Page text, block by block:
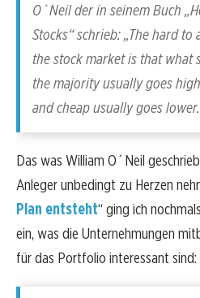
O´Neil der in seinem Buch
Stocks“ schrieb: „The hard
the stock market is that what
the majority usually goes
and cheap usually goes
Das was William O´Neil
Anleger unbedingt zu Herzen
Plan entsteht“ ging ich
ein, was die Unternehmungen
für das Portfolio interessant sind: